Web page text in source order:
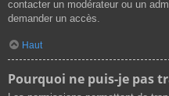
contacter un modérateur ou un
demander un accès.
Haut
Pourquoi ne puis-je pas